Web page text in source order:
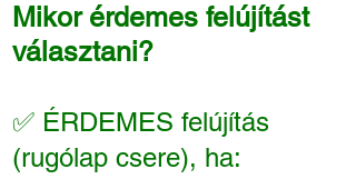
Mikor érdemes felújítást
választani?
✅ ÉRDEMES felújítás
(rugólap csere), ha: